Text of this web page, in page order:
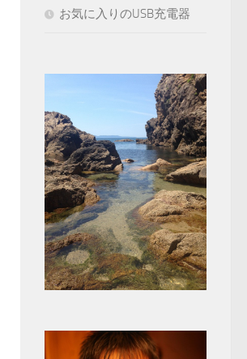
お気に入りのUSB充電器